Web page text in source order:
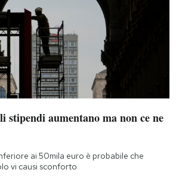
stipendi aumentano ma non ce ne
ai 50mila euro è probabile che
vi causi sconforto